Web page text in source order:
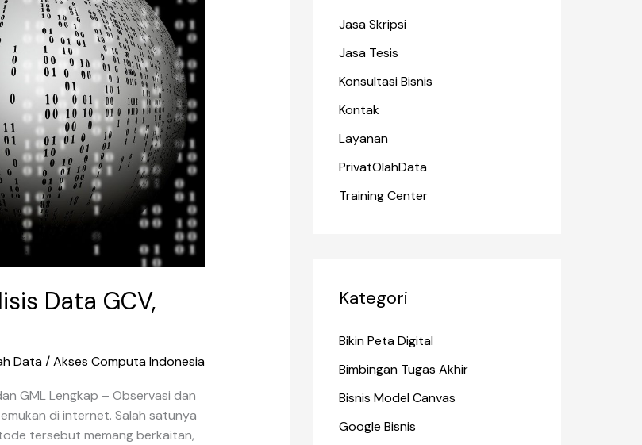
Data GCV,
Data/Akses Computa Indonesia
GML Lengkap – Observasi dan
di internet. Salah satunya
tersebut memang berkaitan,
Jasa Skripsi
Jasa Tesis
Konsultasi Bisnis
Kontak
Layanan
PrivatOlahData
Training Center
Kategori
Bikin Peta Digital
Bimbingan Tugas Akhir
Bisnis Model Canvas
Google Bisnis